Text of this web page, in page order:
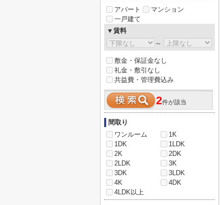
アパート
マンション
一戸建て
▼賃料
～
敷金・保証金なし
礼金・敷引なし
共益費・管理費込み
2件が該当
間取り
ワンルーム
1K
1DK
1LDK
2K
2DK
2LDK
3K
3DK
3LDK
4K
4DK
4LDK以上